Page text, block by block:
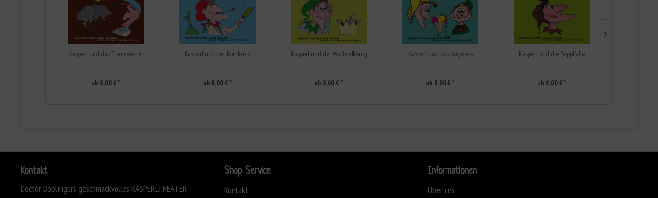
Kasperl und das Traumwetter
ab 8,00 € *
Kasperl und der Kornkreis
ab 8,00 € *
Kasperl und der Wachtelkönig
ab 8,00 € *
Kasperl und das Kugeleis
ab 8,00 € *
Kasperl und die Sepplfalle
ab 8,00 € *
Kontakt
Doctor Döblingers geschmackvolles KASPERLTHEATER
Shop Service
Kontakt
Informationen
Über uns